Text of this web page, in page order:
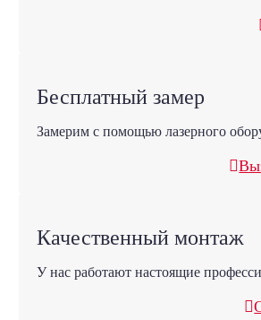
Бесплатный замер
Замерим с помощью лазерного
Качественный монтаж
У нас работают настоящие